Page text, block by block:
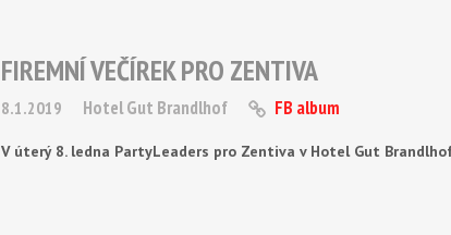
FIREMNÍ VEČÍREK PRO ZENTIVA
8.1.2019 Hotel Gut Brandlhof FB album
V úterý 8. ledna PartyLeaders pro Zentiva v Hotel Gut